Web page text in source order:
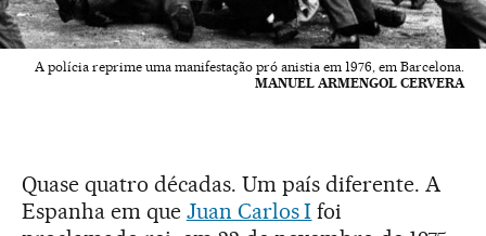
A polícia reprime uma manifestação pró anistia em 1976, em Barcelona.
MANUEL ARMENGOL CERVERA
Quase quatro décadas. Um país diferente. A
Espanha em que Juan Carlos I foi